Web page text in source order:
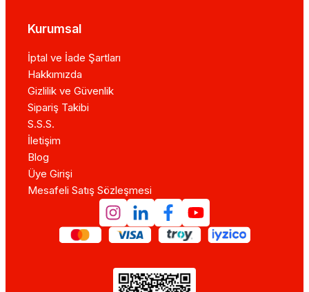
Kurumsal
İptal ve İade Şartları
Hakkımızda
Gizlilik ve Güvenlik
Sipariş Takibi
S.S.S.
İletişim
Blog
Üye Girişi
Mesafeli Satış Sözleşmesi